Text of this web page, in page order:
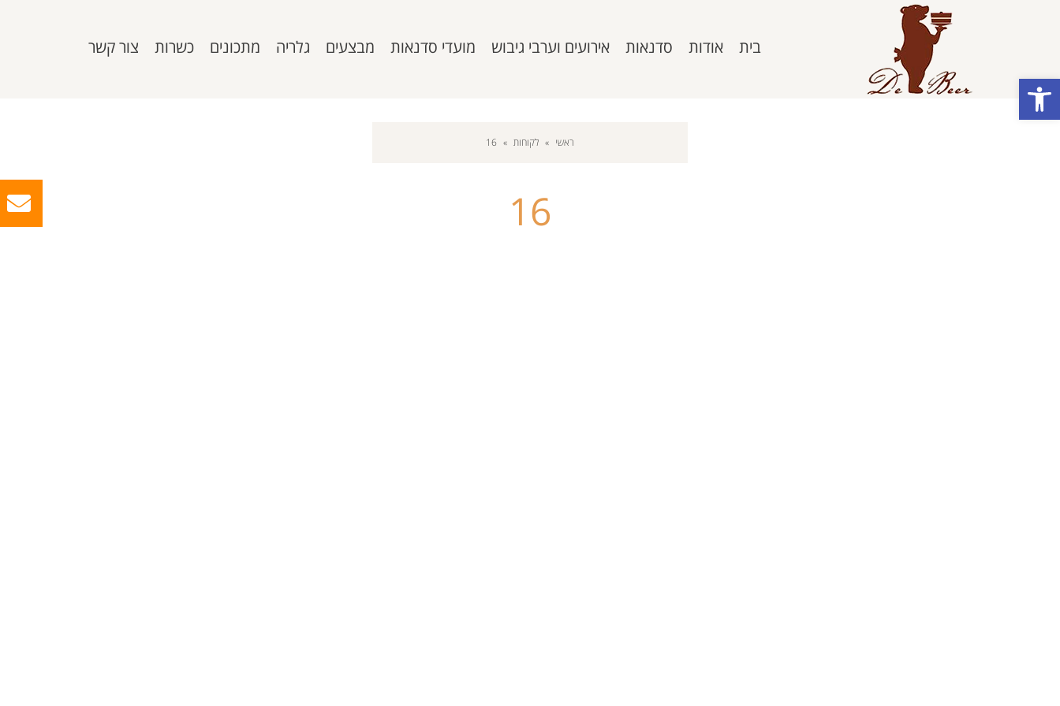
פתח סרגל נגישות
בית אודות סדנאות אירועים וערבי גיבוש מועדי סדנאות מבצעים גלריה מתכונים כשרות צור קשר
ראשי » לקוחות »
16
16